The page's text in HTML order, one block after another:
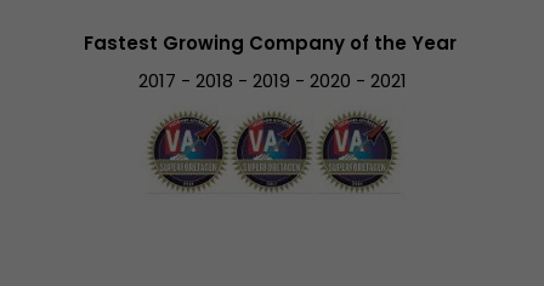
Fastest Growing Company of the Year
2017 - 2018 - 2019 - 2020 - 2021